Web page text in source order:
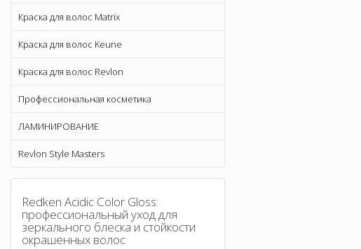
Краска для волос Matrix
Краска для волос Keune
Краска для волос Revlon
Профессиональная косметика
ЛАМИНИРОВАНИЕ
Revlon Style Masters
Redken Acidic Color Gloss:
профессиональный уход для
зеркального блеска и стойкости
окрашенных волос